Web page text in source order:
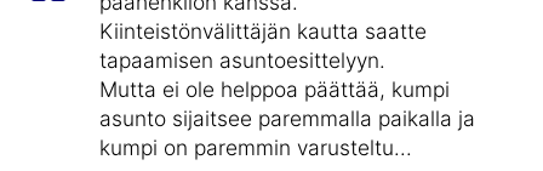
Kiinteistönvälittäjän kautta saatte
tapaamisen asuntoesittelyyn.
Mutta ei ole helppoa päättää, kumpi
asunto sijaitsee paremmalla paikalla ja
kumpi on paremmin varusteltu...